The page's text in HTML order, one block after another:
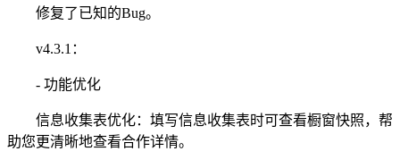
修复了已知的Bug。
v4.3.1：
- 功能优化
信息收集表优化：填写信息收集表时可查看橱窗快照，帮
助您更清晰地查看合作详情。